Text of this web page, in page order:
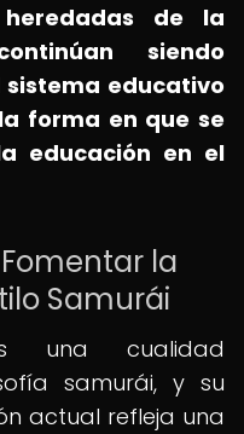
heredadas de la
siendo
educativo
forma en que se
educación en el
la
Samurái
una cualidad
samurái, y su
actual refleja una